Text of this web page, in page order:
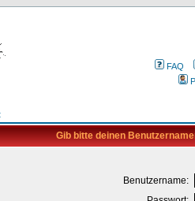
FAQ
Gib bitte deinen
Benutzername: